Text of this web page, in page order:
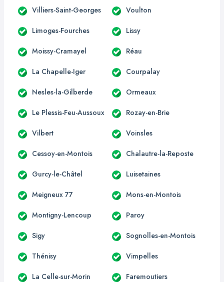
Villiers-Saint-Georges Voulton
Limoges-Fourches Lissy
Moissy-Cramayel Réau
La Chapelle-Iger Courpalay
Nesles-la-Gilberde Ormeaux
Le Plessis-Feu-Aussoux Rozay-en-Brie
Vilbert Voinsles
Cessoy-en-Montois Chalautre-la-Reposte
Gurcy-le-Châtel Luisetaines
Meigneux 77 Mons-en-Montois
Montigny-Lencoup Paroy
Sigy Sognolles-en-Montois
Thénisy Vimpelles
La Celle-sur-Morin Faremoutiers